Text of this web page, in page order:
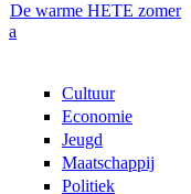
De warme HETE zomer
a
Cultuur
Economie
Jeugd
Maatschappij
Politiek